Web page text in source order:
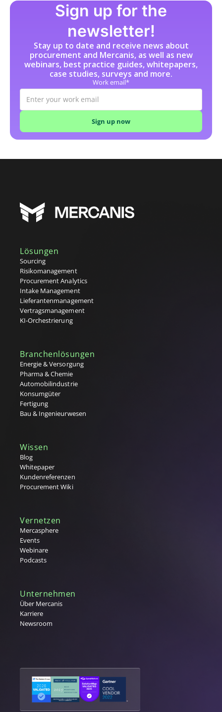
Sign up for the
newsletter!
Stay up to date and receive news about
procurement and Mercanis, as well as new
webinars, best practice guides, whitepapers,
case studies, surveys and more.
Work email*
Lösungen
Sourcing
Risikomanagement
Procurement Analytics
Intake Management
Lieferantenmanagement
Vertragsmanagement
KI-Orchestrierung
Branchenlösungen
Energie & Versorgung
Pharma & Chemie
Automobilindustrie
Konsumgüter
Fertigung
Bau & Ingenieurwesen
Wissen
Blog
Whitepaper
Kundenreferenzen
Procurement Wiki
Vernetzen
Mercasphere
Events
Webinare
Podcasts
Unternehmen
Über Mercanis
Karriere
Newsroom